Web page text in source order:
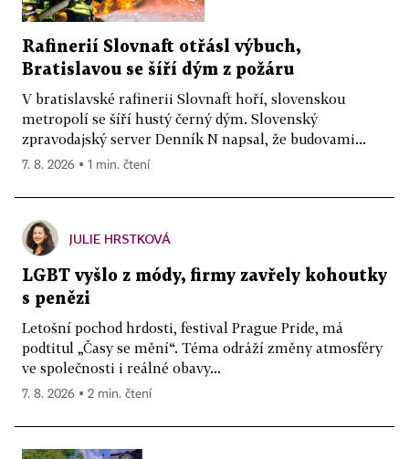
Rafinerií Slovnaft otřásl výbuch,
Bratislavou se šíří dým z požáru
V bratislavské rafinerii Slovnaft hoří, slovenskou
metropolí se šíří hustý černý dým. Slovenský
zpravodajský server Denník N napsal, že budovami...
7. 8. 2026 ▪ 1 min. čtení
JULIE HRSTKOVÁ
LGBT vyšlo z módy, firmy zavřely kohoutky
s penězi
Letošní pochod hrdosti, festival Prague Pride, má
podtitul „Časy se mění“. Téma odráží změny atmosféry
ve společnosti i reálné obavy...
7. 8. 2026 ▪ 2 min. čtení